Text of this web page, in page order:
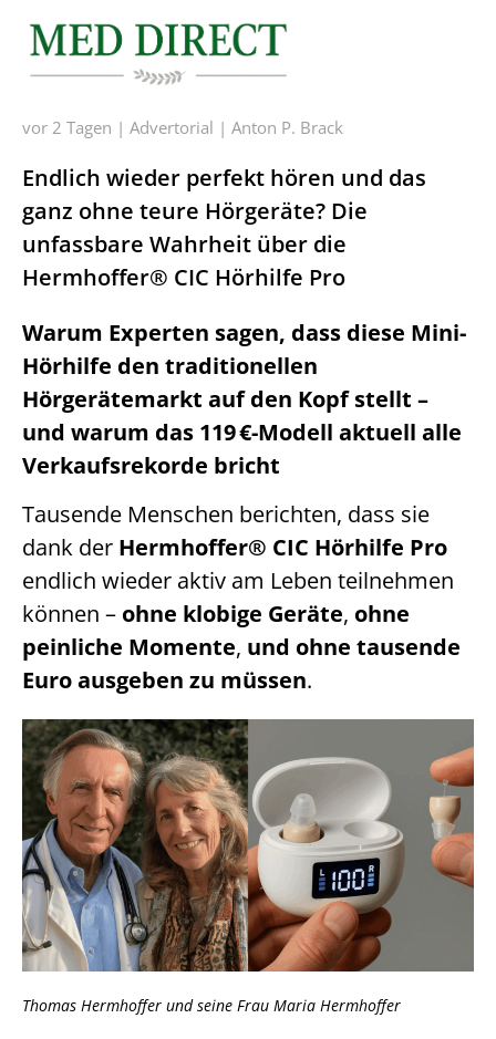
vor 2 Tagen | Advertorial | Anton P. Brack
Endlich wieder perfekt hören und das
ganz ohne teure Hörgeräte? Die
unfassbare Wahrheit über die
Hermhoffer® CIC Hörhilfe Pro
Warum Experten sagen, dass diese Mini-
Hörhilfe den traditionellen
Hörgerätemarkt auf den Kopf stellt –
und warum das 119 €-Modell aktuell alle
Verkaufsrekorde bricht
Tausende Menschen berichten, dass sie
dank der Hermhoffer® CIC Hörhilfe Pro
endlich wieder aktiv am Leben teilnehmen
können – ohne klobige Geräte, ohne
peinliche Momente, und ohne tausende
Euro ausgeben zu müssen.
Thomas Hermhoffer und seine Frau Maria Hermhoffer